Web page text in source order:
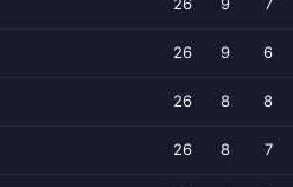
26 9 6
26 8 8
26 8 7